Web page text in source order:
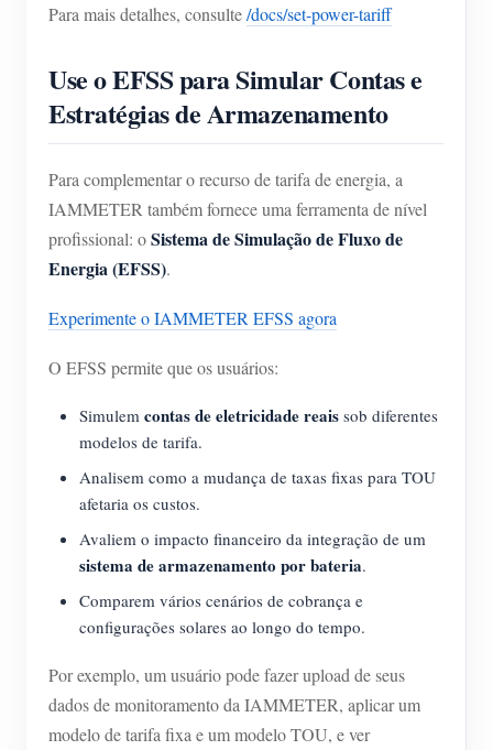
Para mais detalhes, consulte/docs/set-power-tariff
Use o EFSS para Simular Contas e
Estratégias de Armazenamento
Para complementar o recurso de tarifa de energia, a
IAMMETER também fornece uma ferramenta de nível
profissional: oSistema de Simulação de Fluxo de
Energia (EFSS).
Experimente o IAMMETER EFSS agora
O EFSS permite que os usuários:
Simulem contas de eletricidade reais sob diferentes
modelos de tarifa.
Analisem como a mudança de taxas fixas para TOU
afetaria os custos.
Avaliem o impacto financeiro da integração de um
sistema de armazenamento por bateria.
Comparem vários cenários de cobrança e
configurações solares ao longo do tempo.
Por exemplo, um usuário pode fazer upload de seus
dados de monitoramento da IAMMETER, aplicar um
modelo de tarifa fixa e um modelo TOU, e ver